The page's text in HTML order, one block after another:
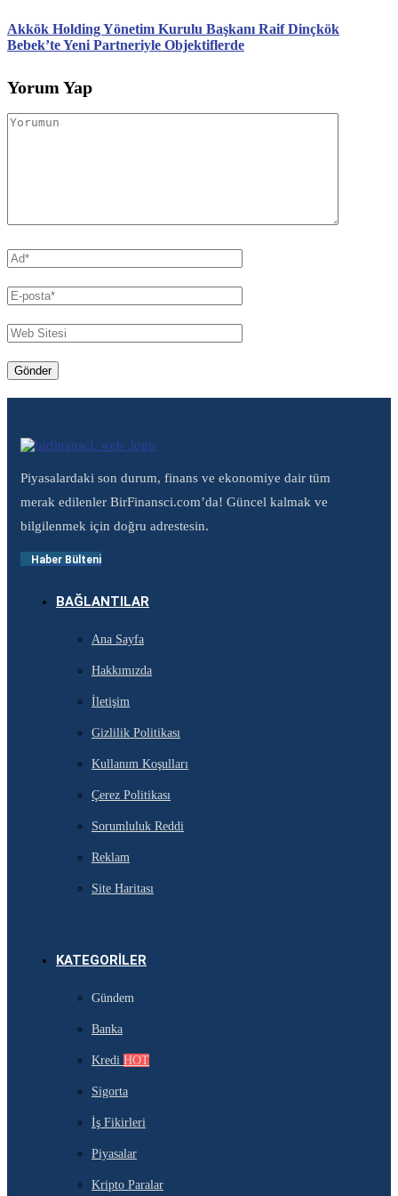
Akkök Holding Yönetim Kurulu Başkanı Raif Dinçkök
Bebek’te Yeni Partneriyle Objektiflerde
Yorum Yap
Piyasalardaki son durum, finans ve ekonomiye dair tüm
merak edilenler BirFinansci.com’da! Güncel kalmak ve
bilgilenmek için doğru adrestesin.
Haber Bülteni
BAĞLANTILAR
Ana Sayfa
Hakkımızda
İletişim
Gizlilik Politikası
Kullanım Koşulları
Çerez Politikası
Sorumluluk Reddi
Reklam
Site Haritası
KATEGORILER
Gündem
Banka
Kredi HOT
Sigorta
İş Fikirleri
Piyasalar
Kripto Paralar